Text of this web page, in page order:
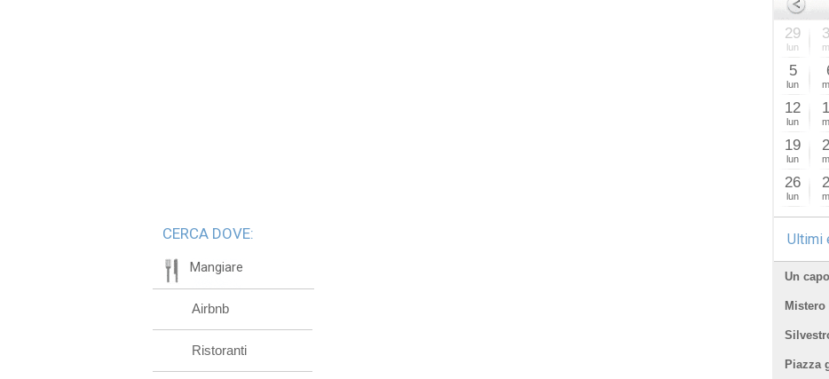
CERCA DOVE:
Mangiare
Airbnb
Ristoranti
29
lun
5
lun
12
lun
19
lun
26
lun
Ultimi
Un
Piazza